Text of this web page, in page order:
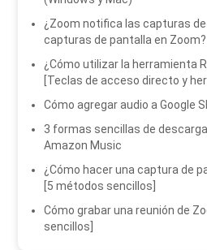
¿Zoom notifica las capturas
capturas de pantalla en Zoom?
¿Cómo utilizar la herramienta
[Teclas de acceso directo y
Cómo agregar audio a Google
3 formas sencillas de
Amazon Music
¿Cómo hacer una captura de
[5 métodos sencillos]
Cómo grabar una reunión de
sencillos]